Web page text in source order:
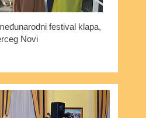
festival klapa,
Novi